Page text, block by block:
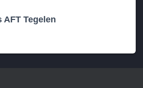
Tegelen